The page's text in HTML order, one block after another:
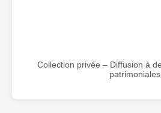
Collection privée – Diffusion à
patrimoniales